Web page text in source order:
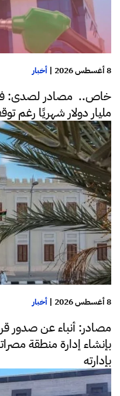
8 أغسطس 2026 | أخبار
مليار دولار شهريًا رغم
8 أغسطس 2026 | أخبار
مصادر: أنباء عن صدور
بإنشاء إدارة منطقة
بإدارته